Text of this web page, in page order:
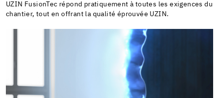
UZIN FusionTec répond pratiquement à toutes les exigences du
chantier, tout en offrant la qualité éprouvée UZIN.